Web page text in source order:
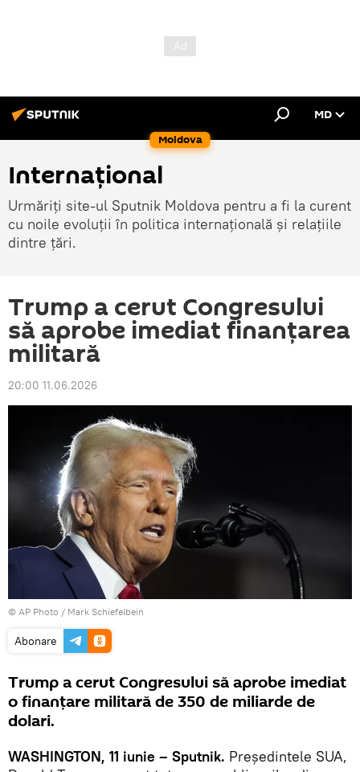
Moldova
MD
Internațional
Urmăriți site-ul Sputnik Moldova pentru a fi la curent
cu noile evoluții în politica internațională și relațiile
dintre țări.
Trump a cerut Congresului
să aprobe imediat finanțarea
militară
20:00 11.06.2026
© AP Photo / Mark Schiefelbein
Abonare
Trump a cerut Congresului să aprobe imediat
o finanțare militară de 350 de miliarde de
dolari.
WASHINGTON, 11 iunie – Sputnik. Președintele SUA,